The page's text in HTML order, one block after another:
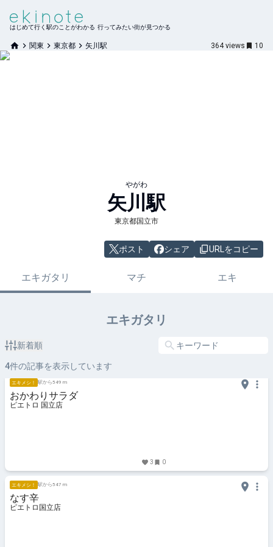
はじめて行く駅のことがわかる 行ってみたい街が見つかる
関東 東京都 矢川駅 364 views 10
やがわ
矢川駅
東京都国立市
ポスト シェア URLをコピー
エキガタリ マチ エキ
エキガタリ
新着順
4件の記事を表示しています
エキメシ！ 駅から549 m
おかわりサラダ
ピエトロ 国立店
3 0
エキメシ！ 駅から547 m
なす辛
ピエトロ国立店